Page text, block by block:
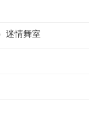
迷情舞室